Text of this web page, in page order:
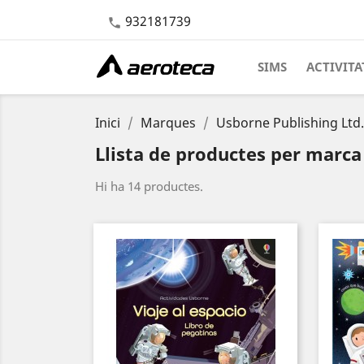
 932181739
SIMS
Inici Marques Usborne Publishing Ltd.
Llista de productes per
Hi ha 14 productes.